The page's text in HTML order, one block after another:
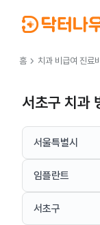
홈 chevron_right 치과 비급여 진료비
서초구 치과
서울특별시
임플란트
서초구